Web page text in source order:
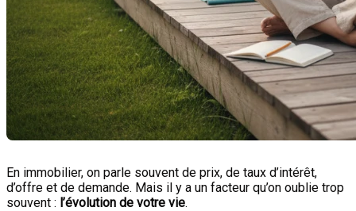
En immobilier, on parle souvent de prix, de taux d’intérêt,
d’offre et de demande. Mais il y a un facteur qu’on oublie trop
souvent : l’évolution de votre vie.